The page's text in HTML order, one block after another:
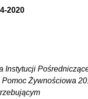
2020
Żywnościowa